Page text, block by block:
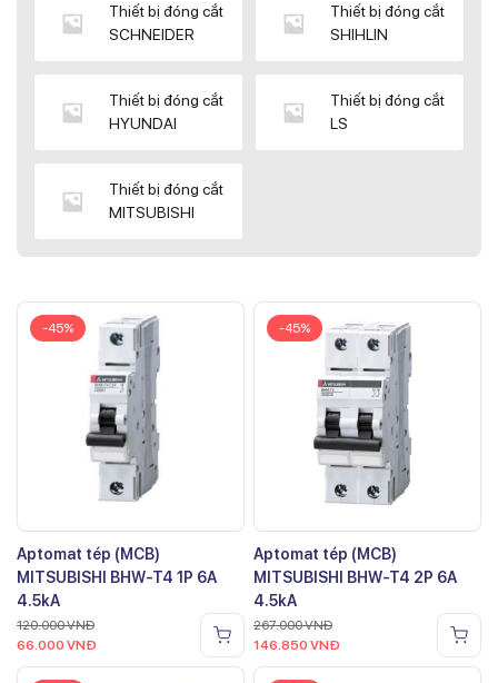
Thiết bị đóng cắt
SCHNEIDER
Thiết bị đóng cắt
SHIHLIN
Thiết bị đóng cắt
HYUNDAI
Thiết bị đóng cắt
LS
Thiết bị đóng cắt
MITSUBISHI
-45%
Aptomat tép (MCB)
MITSUBISHI BHW-T4 1P 6A
4.5kA
120.000VNĐ
66.000 VNĐ
-45%
Aptomat tép (MCB)
MITSUBISHI BHW-T4 2P 6A
4.5kA
267.000VNĐ
146.850 VNĐ